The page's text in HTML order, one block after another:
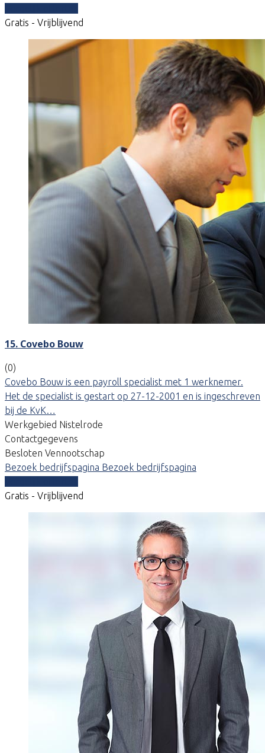
Gratis - Vrijblijvend
15. Covebo Bouw
(0)
Covebo Bouw is een payroll specialist met 1 werknemer.
Het de specialist is gestart op 27-12-2001 en is ingeschreven
bij de KvK…
Werkgebied Nistelrode
Contactgegevens
Besloten Vennootschap
Bezoek bedrijfspagina Bezoek bedrijfspagina
Gratis - Vrijblijvend